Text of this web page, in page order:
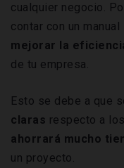
cualquier negocio.
contar con un
mejorar la
de tu empresa.
Esto se debe a que
claras respecto a
ahorrará mucho
un proyecto.